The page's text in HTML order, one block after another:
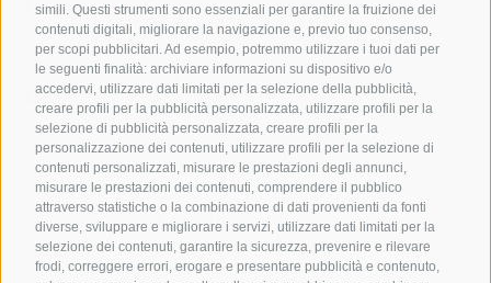
simili. Questi strumenti sono essenziali per garantire la fruizione dei
contenuti digitali, migliorare la navigazione e, previo tuo consenso,
per scopi pubblicitari. Ad esempio, potremmo utilizzare i tuoi dati per
le seguenti finalità: archiviare informazioni su dispositivo e/o
accedervi, utilizzare dati limitati per la selezione della pubblicità,
creare profili per la pubblicità personalizzata, utilizzare profili per la
selezione di pubblicità personalizzata, creare profili per la
personalizzazione dei contenuti, utilizzare profili per la selezione di
contenuti personalizzati, misurare le prestazioni degli annunci,
misurare le prestazioni dei contenuti, comprendere il pubblico
attraverso statistiche o la combinazione di dati provenienti da fonti
diverse, sviluppare e migliorare i servizi, utilizzare dati limitati per la
selezione dei contenuti, garantire la sicurezza, prevenire e rilevare
frodi, correggere errori, erogare e presentare pubblicità e contenuto,
T+39 0474 916 153
WhatsApp+39 347 165 8501
info@piccolohoteltempele.com